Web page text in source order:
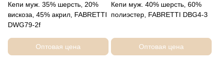
Кепи муж. 35% шерсть, 20%
вискоза, 45% акрил, FABRETTI
DWG79-2f
Оптовая цена
Кепи муж. 40% шерсть, 60%
полиэстер, FABRETTI DBG4-3
Оптовая цена